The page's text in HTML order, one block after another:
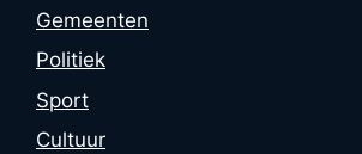
Gemeenten
Politiek
Sport
Cultuur